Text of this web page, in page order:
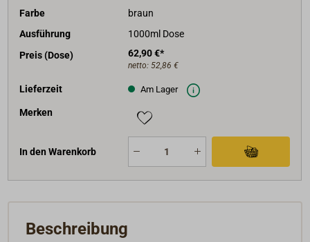
der Entsorgung zuführen.
Farbe
braun
Ausführung
1000ml Dose
Preis (Dose)
62,90 €*
netto: 52,86 €
Lieferzeit Am Lager
Merken
In den Warenkorb
Beschreibung